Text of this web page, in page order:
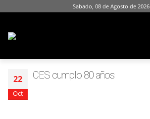
Sabado, 08 de Agosto de 2026
22
Oct
CES cumplo 80 años